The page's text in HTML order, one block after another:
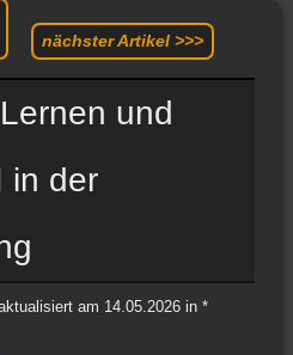
nächster Artikel >>>
und
in der
am 14.05.2026 in *